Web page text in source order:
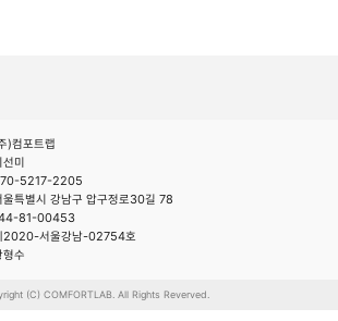
)컴포트랩
선미
5217-2205
울특별시 강남구 압구정로30길 78
81-00453
2020-서울강남-02754호
형수
(C) COMFORTLAB. All Rights Reverved.